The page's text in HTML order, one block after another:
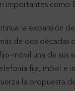
importantes como
la expansión
de dos décadas
móvil una de sus
fija, móvil e
la propuesta